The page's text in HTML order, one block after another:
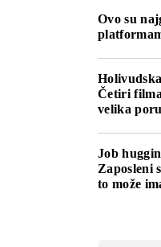
Ovo su
Četiri
velika
Job
Zaposleni
to može